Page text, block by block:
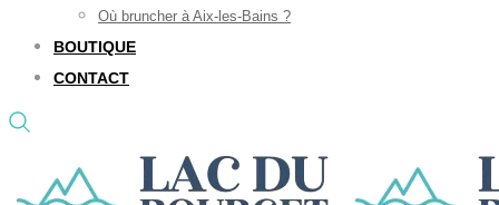
Où bruncher à Aix-les-Bains ?
BOUTIQUE
CONTACT